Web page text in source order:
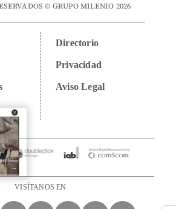
© GRUPO MILENIO 2026
Directorio
Privacidad
Aviso Legal
VISÍTANOS EN